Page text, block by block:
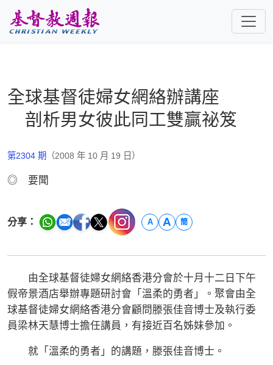
全球基督徒婦女網絡辦講座
剖析男女彼此同工雙贏祕笈
第2304 期 （2008 年 10 月 19 日）
◎ 要聞
分享： A A 簡
由全球基督徒婦女網絡香港分會於十月十二日下午
假帝景酒店舉辦專題研討會「溫柔的勇者」。聚會由全
球基督徒婦女網絡香港分會顧問滕張佳音博士及執行委
員梁林天慧博士擔任講員，有接近百名姊妹參加。
就「溫柔的勇者」的講題，滕張佳音博士。